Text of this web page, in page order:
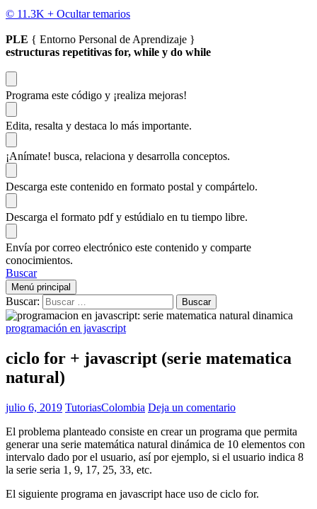
© 11.3K + Ocultar temarios
PLE { Entorno Personal de Aprendizaje }
estructuras repetitivas for, while y do while
Programa este código y ¡realiza mejoras!
Edita, resalta y destaca lo más importante.
¡Anímate! busca, relaciona y desarrolla conceptos.
Descarga este contenido en formato postal y compártelo.
Descarga el formato pdf y estúdialo en tu tiempo libre.
Envía por correo electrónico este contenido y comparte
conocimientos.
Buscar
Menú principal
Buscar:
programación en javascript
ciclo for + javascript (serie matematica
natural)
julio 6, 2019 TutoriasColombia Deja un comentario
El problema planteado consiste en crear un programa que permita
generar una serie matemática natural dinámica de 10 elementos con
intervalo dado por el usuario, así por ejemplo, si el usuario indica 8
la serie seria 1, 9, 17, 25, 33, etc.
El siguiente programa en javascript hace uso de ciclo for.